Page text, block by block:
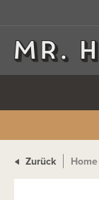
Zurück Home